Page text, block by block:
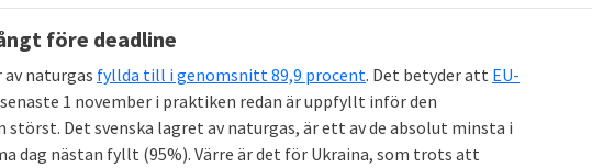
före deadline
av naturgas fyllda till i genomsnitt 89,9 procent. Det betyder att EU-
1 november i praktiken redan är uppfyllt inför den
störst. Det svenska lagret av naturgas, är ett av de absolut minsta i
dag nästan fyllt (95%). Värre är det för Ukraina, som trots att